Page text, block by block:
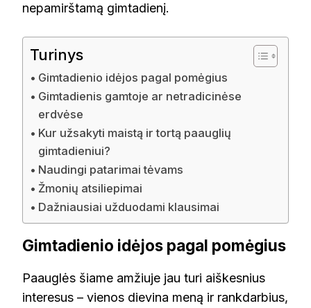
nepamirštamą gimtadienį.
Turinys
Gimtadienio idėjos pagal pomėgius
Gimtadienis gamtoje ar netradicinėse
erdvėse
Kur užsakyti maistą ir tortą paauglių
gimtadieniui?
Naudingi patarimai tėvams
Žmonių atsiliepimai
Dažniausiai užduodami klausimai
Gimtadienio idėjos pagal pomėgius
Paauglės šiame amžiuje jau turi aiškesnius
interesus – vienos dievina meną ir rankdarbius,